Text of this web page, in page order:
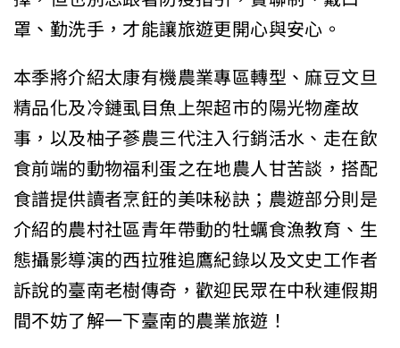
罩、勤洗手，才能讓旅遊更開心與安心。
本季將介紹太康有機農業專區轉型、麻豆文旦
精品化及冷鏈虱目魚上架超市的陽光物產故
事，以及柚子蔘農三代注入行銷活水、走在飲
食前端的動物福利蛋之在地農人甘苦談，搭配
食譜提供讀者烹飪的美味秘訣；農遊部分則是
介紹的農村社區青年帶動的牡蠣食漁教育、生
態攝影導演的西拉雅追鷹紀錄以及文史工作者
訴說的臺南老樹傳奇，歡迎民眾在中秋連假期
間不妨了解一下臺南的農業旅遊！